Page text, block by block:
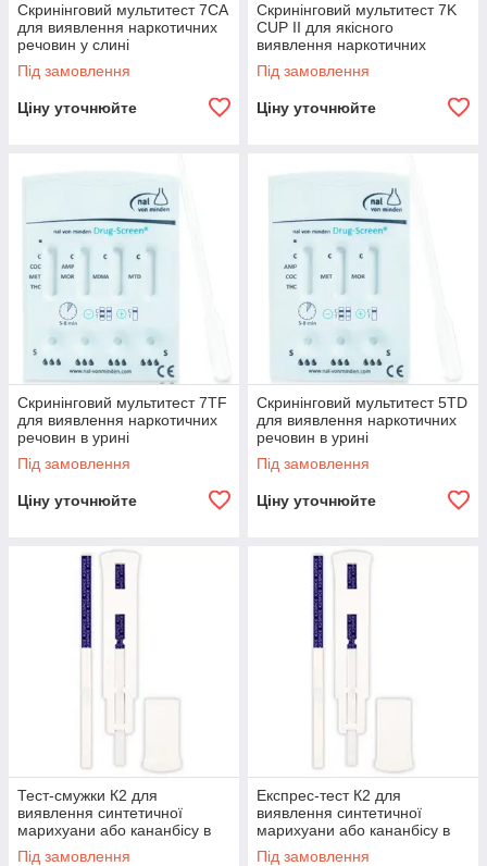
Скринінговий мультитест 7CA
для виявлення наркотичних
речовин у слині
Під замовлення
Ціну уточнюйте
Скринінговий мультитест 7K
CUP II для якісного
виявлення наркотичних
речовин в урині
Під замовлення
Ціну уточнюйте
Скринінговий мультитест 7TF
для виявлення наркотичних
речовин в урині
Під замовлення
Ціну уточнюйте
Скринінговий мультитест 5TD
для виявлення наркотичних
речовин в урині
Під замовлення
Ціну уточнюйте
Тест-смужки К2 для
виявлення синтетичної
марихуани або кананбісу в
урині
Під замовлення
Експрес-тест К2 для
виявлення синтетичної
марихуани або кананбісу в
урині
Під замовлення